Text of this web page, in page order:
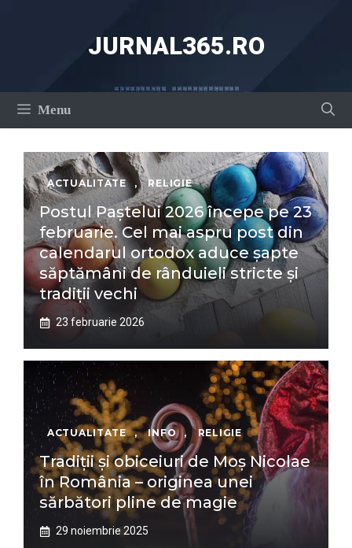
JURNAL365.RO
Menu
ACTUALITATE , RELIGIE
Postul Paștelui 2026 începe pe 23
februarie. Cel mai aspru post din
calendarul ortodox aduce șapte
săptămâni de rânduieli stricte și
tradiții vechi
23 februarie 2026
ACTUALITATE , INFO , RELIGIE
Tradiții și obiceiuri de Moș Nicolae
în România – originea unei
sărbători pline de magie
29 noiembrie 2025